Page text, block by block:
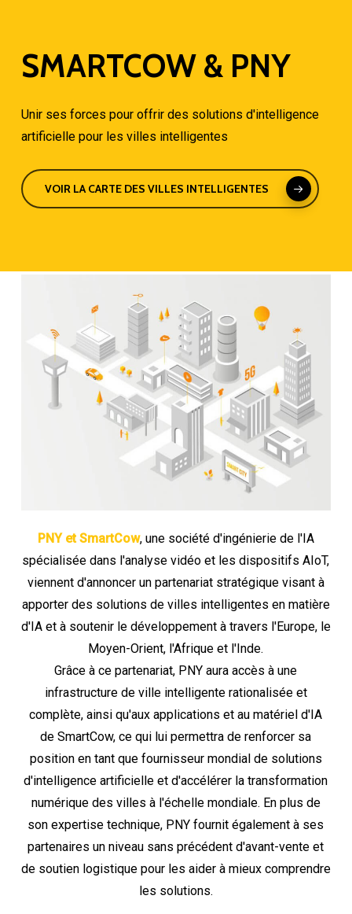
mainSMARTCOW & PNY
Unir ses forces pour offrir des solutions d'intelligence
artificielle pour les villes intelligentes
VOIR LA CARTE DES VILLES INTELLIGENTES
PNY et SmartCow, une société d'ingénierie de l'IA
spécialisée dans l'analyse vidéo et les dispositifs AIoT,
viennent d'annoncer un partenariat stratégique visant à
apporter des solutions de villes intelligentes en matière
d'IA et à soutenir le développement à travers l'Europe, le
Moyen-Orient, l'Afrique et l'Inde.
Grâce à ce partenariat, PNY aura accès à une
infrastructure de ville intelligente rationalisée et
complète, ainsi qu'aux applications et au matériel d'IA
de SmartCow, ce qui lui permettra de renforcer sa
position en tant que fournisseur mondial de solutions
d'intelligence artificielle et d'accélérer la transformation
numérique des villes à l'échelle mondiale. En plus de
son expertise technique, PNY fournit également à ses
partenaires un niveau sans précédent d'avant-vente et
de soutien logistique pour les aider à mieux comprendre
les solutions.